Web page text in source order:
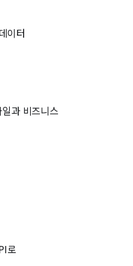
이터
과 비즈니스
로